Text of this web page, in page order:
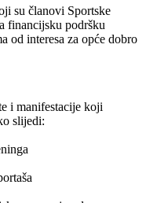
su članovi Sportske
financijsku podršku
od interesa za opće dobro
i manifestacije koji
slijedi: